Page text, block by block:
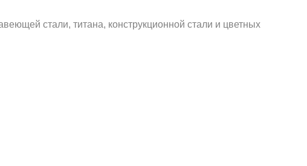
стали, титана, конструкционной стали и цветных